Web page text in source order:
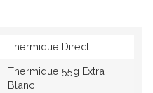
Thermique Direct
Thermique 55g Extra
Blanc